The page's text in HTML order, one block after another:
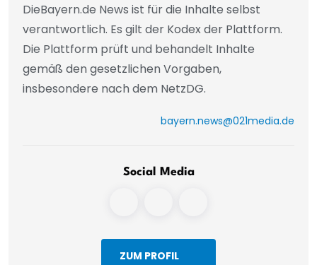
DieBayern.de News ist für die Inhalte selbst
verantwortlich. Es gilt der Kodex der Plattform.
Die Plattform prüft und behandelt Inhalte
gemäß den gesetzlichen Vorgaben,
insbesondere nach dem NetzDG.
bayern.news@021media.de
Social Media
ZUM PROFIL